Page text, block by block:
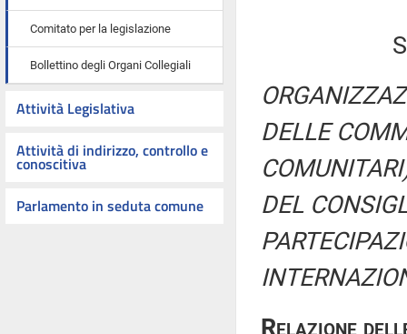
Comitato per la legislazione
Bollettino degli Organi Collegiali
Attività Legislativa
Attività di indirizzo, controllo e
conoscitiva
Parlamento in seduta comune
DELLE
DEL
Relazione